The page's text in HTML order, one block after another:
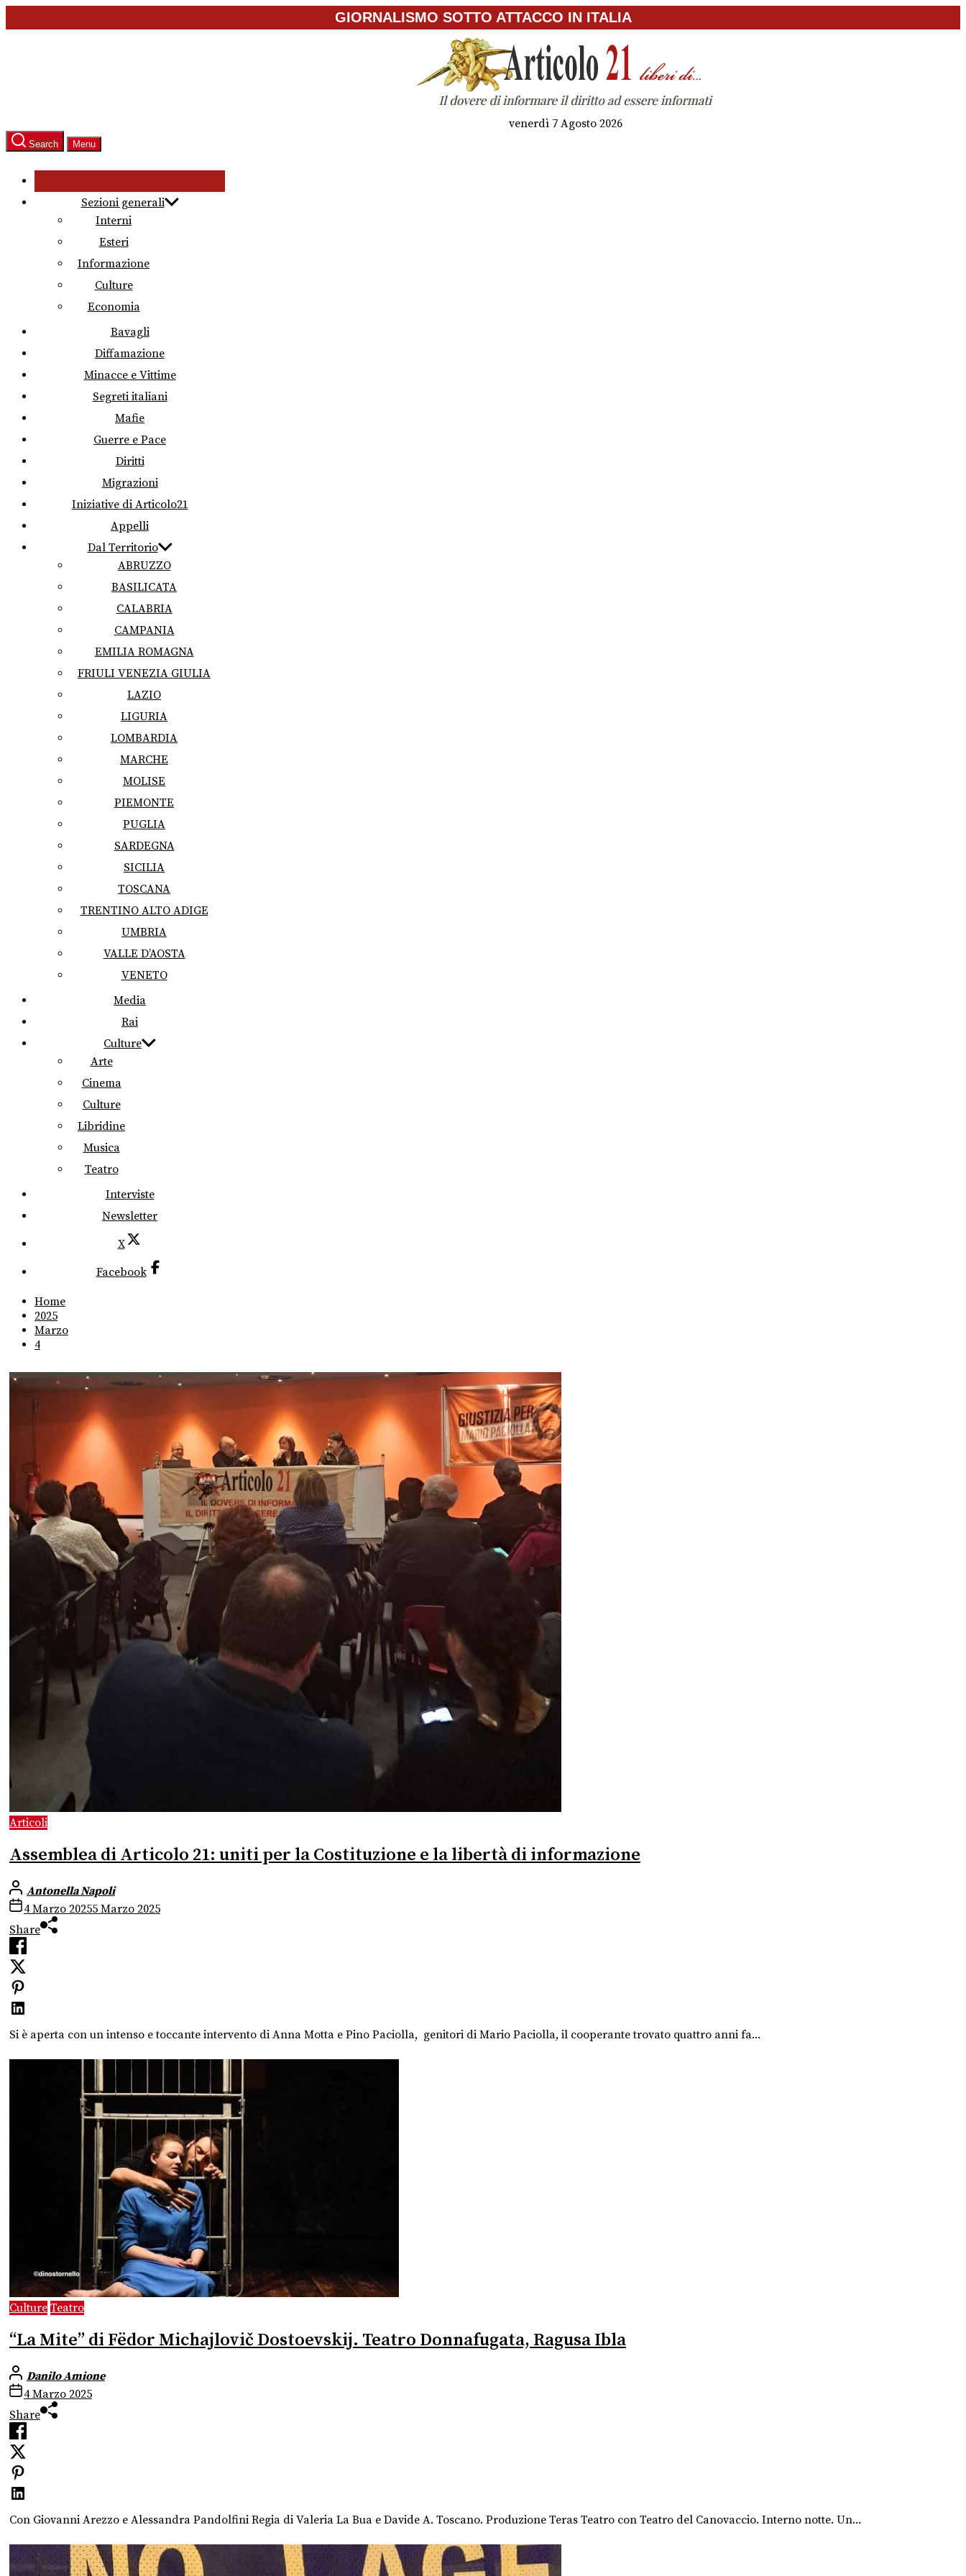
to
GIORNALISMO SOTTO ATTACCO IN ITALIA
venerdì 7 Agosto 2026
Search Menu
Sezioni generali
Interni
Esteri
Informazione
Culture
Economia
Bavagli
Diffamazione
Minacce e Vittime
Segreti italiani
Mafie
Guerre e Pace
Diritti
Migrazioni
Iniziative di Articolo21
Appelli
Dal Territorio
ABRUZZO
BASILICATA
CALABRIA
CAMPANIA
EMILIA ROMAGNA
FRIULI VENEZIA GIULIA
LAZIO
LIGURIA
LOMBARDIA
MARCHE
MOLISE
PIEMONTE
PUGLIA
SARDEGNA
SICILIA
TOSCANA
TRENTINO ALTO ADIGE
UMBRIA
VALLE D’AOSTA
VENETO
Media
Rai
Culture
Arte
Cinema
Culture
Libridine
Musica
Teatro
Interviste
Newsletter
X
Facebook
Home
2025
Marzo
4
Articoli
Assemblea di Articolo 21: uniti per la Costituzione e la libertà di informazione
Antonella Napoli
4 Marzo 20255 Marzo 2025
Share
Si è aperta con un intenso e toccante intervento di Anna Motta e Pino Paciolla, genitori di Mario Paciolla, il cooperante trovato quattro anni fa...
Culture Teatro
“La Mite” di Fëdor Michajlovič Dostoevskij. Teatro Donnafugata, Ragusa Ibla
Danilo Amione
4 Marzo 2025
Share
Con Giovanni Arezzo e Alessandra Pandolfini Regia di Valeria La Bua e Davide A. Toscano. Produzione Teras Teatro con Teatro del Canovaccio. Interno notte. Un...